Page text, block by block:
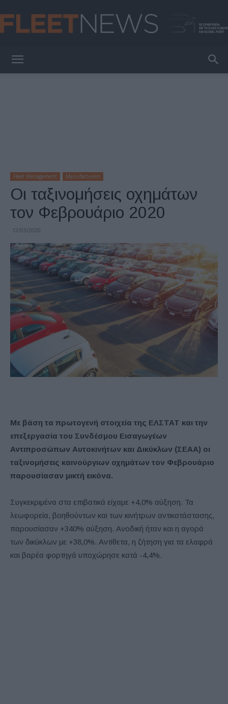
Fleet Management Manufacturers
Οι ταξινομήσεις οχημάτων
τον Φεβρουάριο 2020
12/03/2020
Με βάση τα πρωτογενή στοιχεία της ΕΛΣΤΑΤ και την
επεξεργασία του Συνδέσμου Εισαγωγέων
Αντιπροσώπων Αυτοκινήτων και Δικύκλων (ΣΕΑΑ) οι
ταξινομήσεις καινούργιων οχημάτων τον Φεβρουάριο
παρουσίασαν μικτή εικόνα.
Συγκεκριμένα στα επιβατικά είχαμε +4,0% αύξηση. Τα
λεωφορεία, βοηθούντων και των κινήτρων αντικατάστασης,
παρουσίασαν +340% αύξηση. Ανοδική ήταν και η αγορά
των δικύκλων με +38,0%. Αντίθετα, η ζήτηση για τα ελαφρά
και βαρέα φορτηγά υποχώρησε κατά -4,4%.